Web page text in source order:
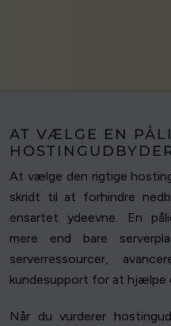
AT VÆLGE EN
At vælge den rigtige
skridt til at forhindre
ensartet ydeevne. En
mere end bare
serverressourcer,
kundesupport for at hjælpe
Når du vurderer